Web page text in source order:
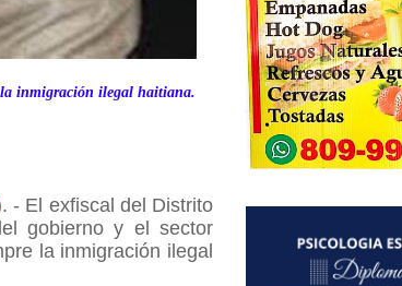
la inmigración ilegal haitiana.
- El exfiscal del Distrito
gobierno y el sector
la inmigración ilegal